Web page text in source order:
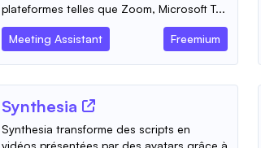
plateformes telles que Zoom, Microsoft T...
Meeting Assistant Freemium
Synthesia
Synthesia transforme des scripts en
vidéos présentées par des avatars grâce à